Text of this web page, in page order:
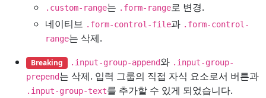
.custom-range는 .form-range로 변경.
네이티브 .form-control-file과 .form-control-
range는 삭제.
Breaking .input-group-append와 .input-group-
prepend는 삭제. 입력 그룹의 직접 자식 요소로서 버튼과
.input-group-text를 추가할 수 있게 되었습니다.